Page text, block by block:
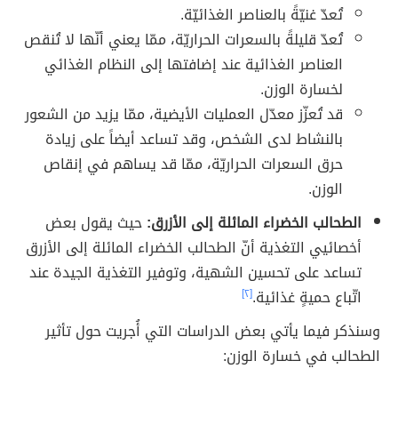
تُعدّ غنيّةً بالعناصر الغذائيّة.
تُعدّ قليلةً بالسعرات الحراريّة، ممّا يعني أنّها لا تُنقص
العناصر الغذائية عند إضافتها إلى النظام الغذائي
لخسارة الوزن.
قد تُعزّز معدّل العمليات الأيضية، ممّا يزيد من الشعور
بالنشاط لدى الشخص، وقد تساعد أيضاً على زيادة
حرق السعرات الحراريّة، ممّا قد يساهم في إنقاص
الوزن.
الطحالب الخضراء المائلة إلى الأزرق:حيث يقول بعض
أخصائيي التغذية أنّ الطحالب الخضراء المائلة إلى الأزرق
تساعد على تحسين الشهية، وتوفير التغذية الجيدة عند
اتّباع حميةٍ غذائية.[٢]
وسنذكر فيما يأتي بعض الدراسات التي أُجريت حول تأثير
الطحالب في خسارة الوزن: